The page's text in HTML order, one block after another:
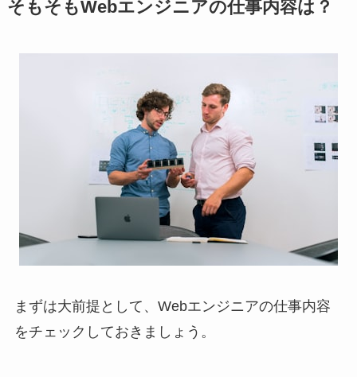
そもそもWebエンジニアの仕事内容は？
まずは大前提として、Webエンジニアの仕事内容
をチェックしておきましょう。